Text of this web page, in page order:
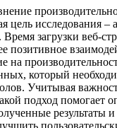
цель исследования –
загрузки веб-
позитивное
на
который
Учитывая
подход помогает